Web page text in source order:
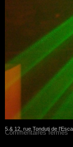
Commentaires fermés
5 & 12, rue Tonduti de